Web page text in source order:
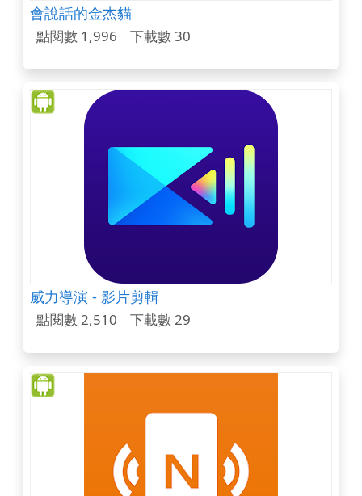
會說話的金杰貓
點閱數 1,996 下載數 30
威力導演 - 影片剪輯
點閱數 2,510 下載數 29